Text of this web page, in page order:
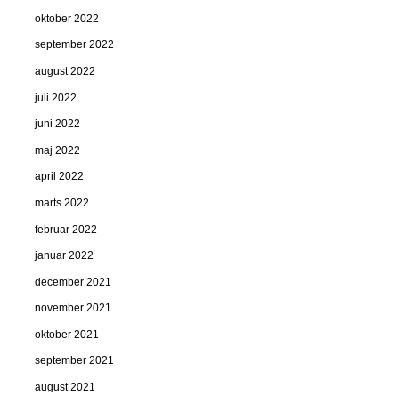
oktober 2022
september 2022
august 2022
juli 2022
juni 2022
maj 2022
april 2022
marts 2022
februar 2022
januar 2022
december 2021
november 2021
oktober 2021
september 2021
august 2021